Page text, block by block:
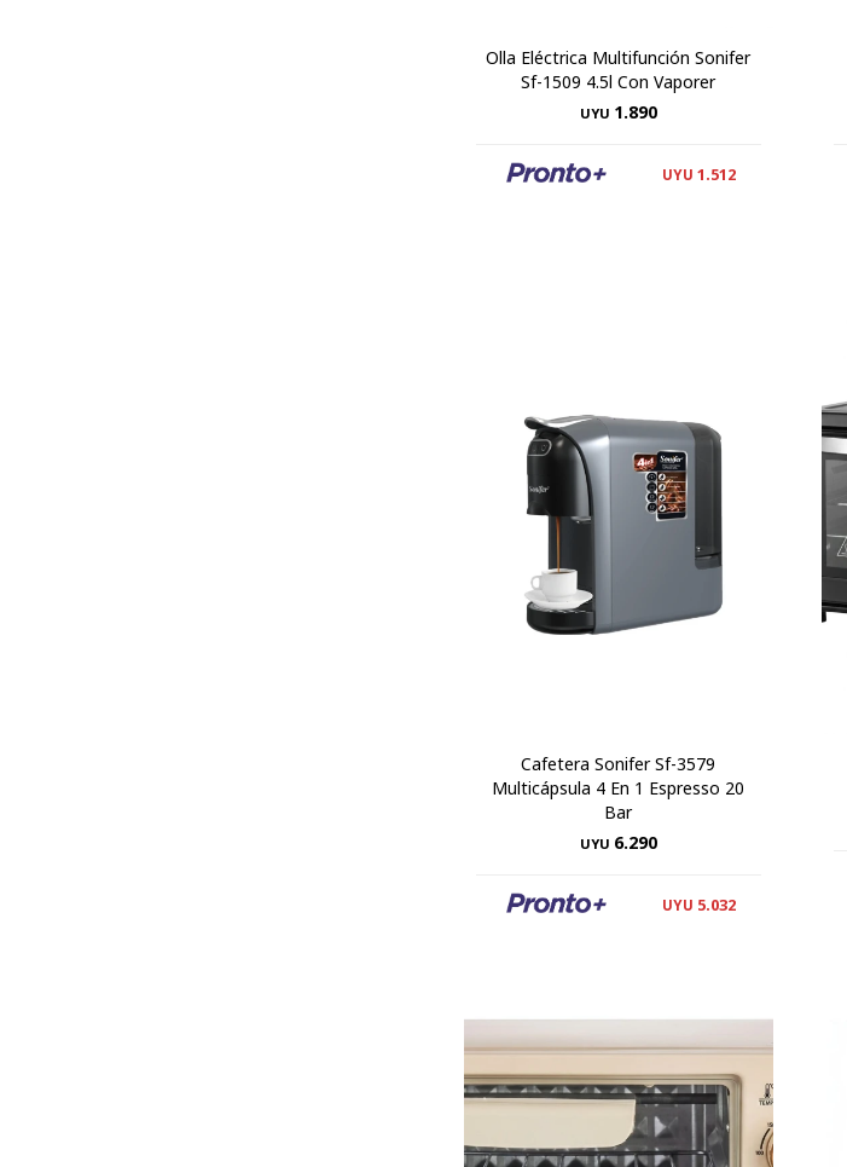
Olla Eléctrica Multifunción Sonifer
Sf-1509 4.5l Con Vaporer
UYU 1.890
UYU 1.512
Cafetera Sonifer Sf-3579
Multicápsula 4 En 1 Espresso 20
Bar
UYU 6.290
UYU 5.032